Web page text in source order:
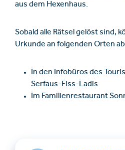
aus dem Hexenhaus.
Sobald alle Rätsel gelöst sind,
Urkunde an folgenden Orten
In den Infobüros des
Serfaus-Fiss-Ladis
Im Familienrestaurant